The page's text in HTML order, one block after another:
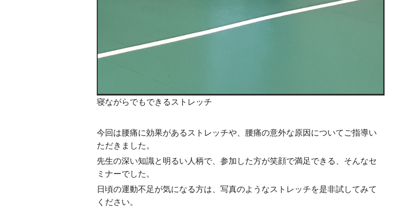
寝ながらでもできるストレッチ
今回は腰痛に効果があるストレッチや、腰痛の意外な原因についてご指導い
ただきました。
先生の深い知識と明るい人柄で、参加した方が笑顔で満足できる、そんなセ
ミナーでした。
日頃の運動不足が気になる方は、写真のようなストレッチを是非試してみて
ください。